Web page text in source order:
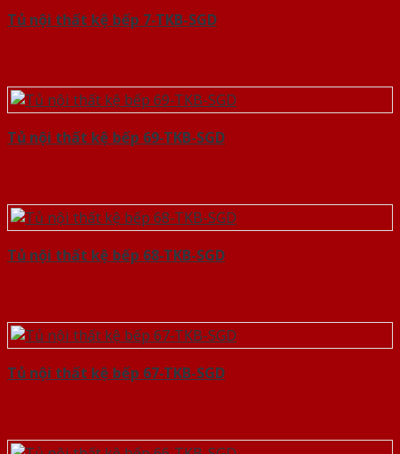
Tủ nội thất kệ bếp 7-TKB-SGD
Tủ nội thất kệ bếp 69-TKB-SGD
Tủ nội thất kệ bếp 68-TKB-SGD
Tủ nội thất kệ bếp 67-TKB-SGD